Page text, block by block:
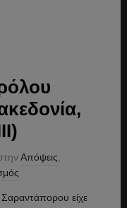
Απόψεις
είχε